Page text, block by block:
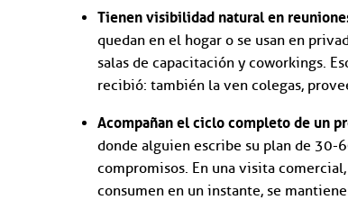
Tienen visibilidad natural en
quedan en el hogar o se usan en
salas de capacitación y coworkings.
recibió: también la ven colegas,
Acompañan el ciclo completo de un
donde alguien escribe su plan de 30-
compromisos. En una visita
consumen en un instante, se